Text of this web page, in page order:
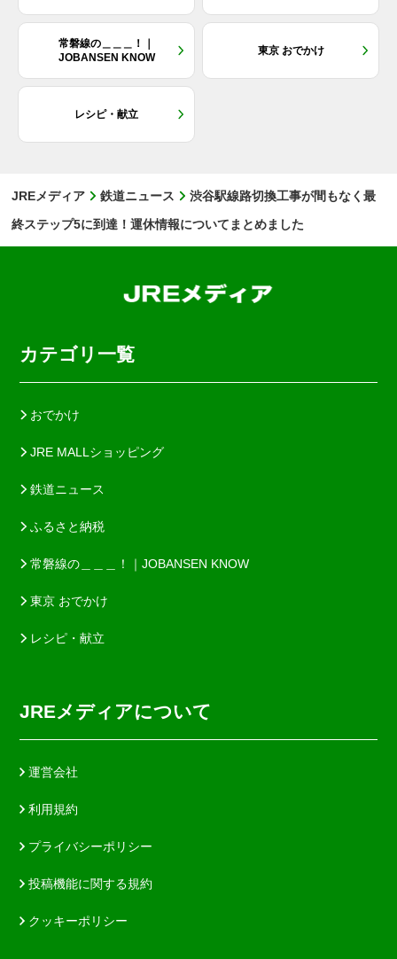
常磐線の＿＿＿！｜
JOBANSEN KNOW
東京 おでかけ
レシピ・献立
JREメディア 鉄道ニュース
渋谷駅線路切換工事が間もなく最
終ステップ5に到達！運休情報についてまとめました
カテゴリ一覧
おでかけ
JRE MALLショッピング
鉄道ニュース
ふるさと納税
常磐線の＿＿＿！｜JOBANSEN KNOW
東京 おでかけ
レシピ・献立
JREメディアについて
運営会社
利用規約
プライバシーポリシー
投稿機能に関する規約
クッキーポリシー